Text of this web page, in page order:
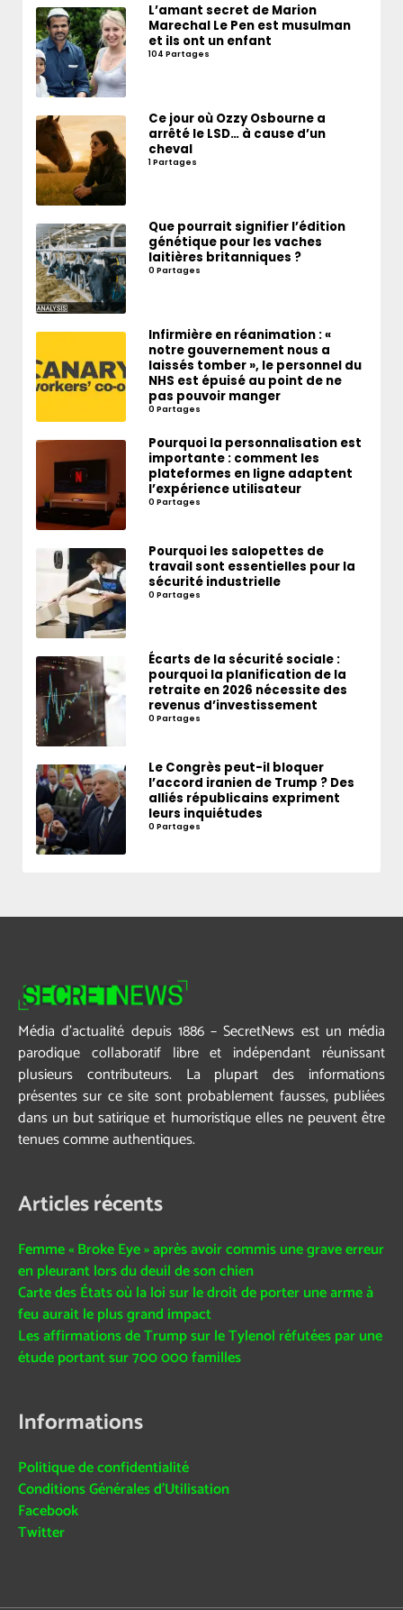
L’amant secret de Marion
Marechal Le Pen est musulman
et ils ont un enfant
104 Partages
Ce jour où Ozzy Osbourne a
arrêté le LSD… à cause d’un
cheval
1 Partages
Que pourrait signifier l’édition
génétique pour les vaches
laitières britanniques ?
0 Partages
Infirmière en réanimation : «
notre gouvernement nous a
laissés tomber », le personnel du
NHS est épuisé au point de ne
pas pouvoir manger
0 Partages
Pourquoi la personnalisation est
importante : comment les
plateformes en ligne adaptent
l’expérience utilisateur
0 Partages
Pourquoi les salopettes de
travail sont essentielles pour la
sécurité industrielle
0 Partages
Écarts de la sécurité sociale :
pourquoi la planification de la
retraite en 2026 nécessite des
revenus d’investissement
0 Partages
Le Congrès peut-il bloquer
l’accord iranien de Trump ? Des
alliés républicains expriment
leurs inquiétudes
0 Partages
Média d’actualité depuis 1886 – SecretNews est un média
parodique collaboratif libre et indépendant réunissant
plusieurs contributeurs. La plupart des informations
présentes sur ce site sont probablement fausses, publiées
dans un but satirique et humoristique elles ne peuvent être
tenues comme authentiques.
Articles récents
Femme « Broke Eye » après avoir commis une grave erreur
en pleurant lors du deuil de son chien
Carte des États où la loi sur le droit de porter une arme à
feu aurait le plus grand impact
Les affirmations de Trump sur le Tylenol réfutées par une
étude portant sur 700 000 familles
Informations
Politique de confidentialité
Conditions Générales d’Utilisation
Facebook
Twitter